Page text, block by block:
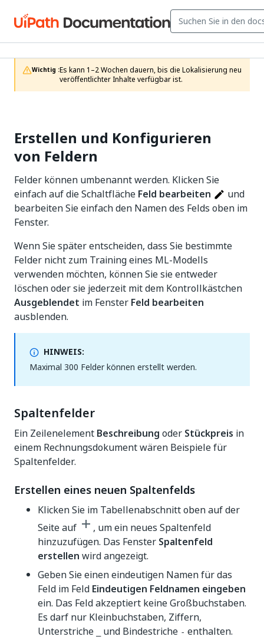
Wichtig :Es kann 1–2 Wochen dauern, bis die Lokalisierung neu
veröffentlichter Inhalte verfügbar ist.
Erstellen und Konfigurieren
von Feldern
Felder können umbenannt werden. Klicken Sie
einfach auf die Schaltfläche Feld bearbeiten
und
bearbeiten Sie einfach den Namen des Felds oben im
Fenster.
Wenn Sie später entscheiden, dass Sie bestimmte
Felder nicht zum Training eines ML-Modells
verwenden möchten, können Sie sie entweder
löschen oder sie jederzeit mit dem Kontrollkästchen
Ausgeblendet im Fenster Feld bearbeiten
ausblenden.
HINWEIS:
Maximal 300 Felder können erstellt werden.
Spaltenfelder
Ein Zeilenelement Beschreibung oder Stückpreis in
einem Rechnungsdokument wären Beispiele für
Spaltenfelder.
Erstellen eines neuen Spaltenfelds
Klicken Sie im Tabellenabschnitt oben auf der
Seite auf
, um ein neues Spaltenfeld
hinzuzufügen. Das Fenster Spaltenfeld
erstellen wird angezeigt.
Geben Sie einen eindeutigen Namen für das
Feld im Feld Eindeutigen Feldnamen eingeben
ein. Das Feld akzeptiert keine Großbuchstaben.
Es darf nur Kleinbuchstaben, Ziffern,
Unterstriche
und Bindestriche - enthalten.